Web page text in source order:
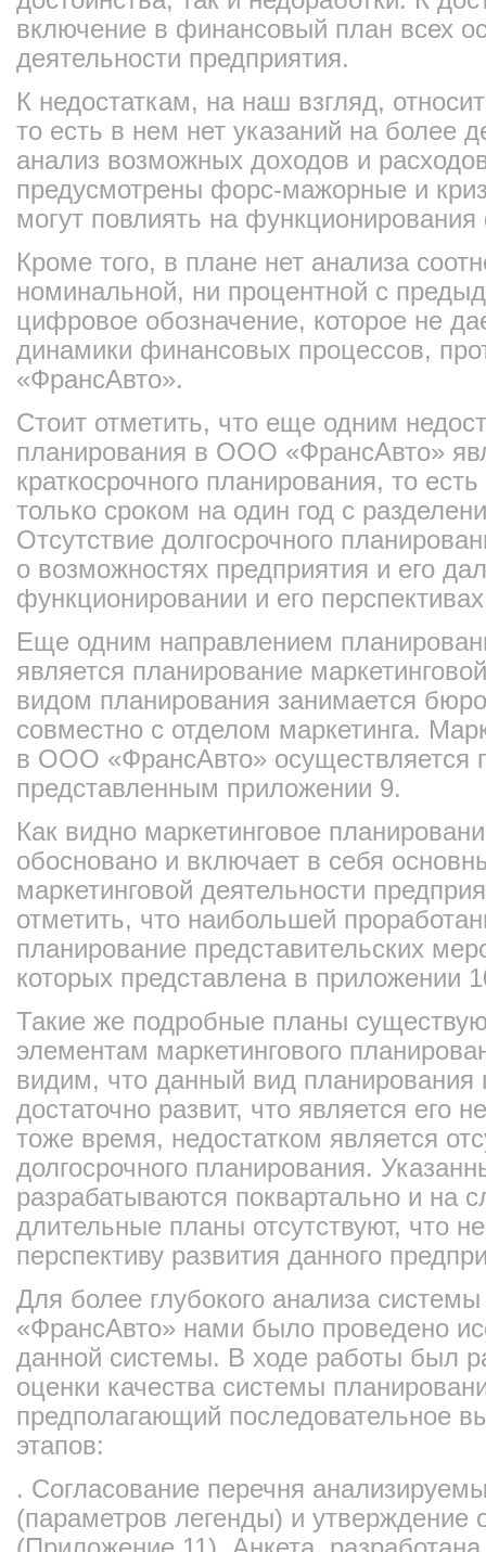
включение в финансовый план всех
деятельности предприятия.
К недостаткам, на наш взгляд,
то есть в нем нет указаний на более
анализ возможных доходов и
предусмотрены форс-мажорные и
могут повлиять на
Кроме того, в плане нет анализа
номинальной, ни процентной с
цифровое обозначение, которое не
динамики финансовых процессов,
«ФрансАвто».
Стоит отметить, что еще одним
планирования в ООО «ФрансАвто»
краткосрочного планирования, то
только сроком на один год с
Отсутствие долгосрочного
о возможностях предприятия и его
функционировании и его
Еще одним направлением
является планирование
видом планирования занимается
совместно с отделом маркетинга.
в ООО «ФрансАвто» осуществляется
представленным приложении 9.
Как видно маркетинговое
обосновано и включает в себя
маркетинговой деятельности
отметить, что наибольшей
планирование представительских
которых представлена в приложении
Такие же подробные планы
элементам маркетингового
видим, что данный вид планирования
достаточно развит, что является
тоже время, недостатком является
долгосрочного планирования.
разрабатываются поквартально и на
длительные планы отсутствуют, что
перспективу развития данного
Для более глубокого анализа
«ФрансАвто» нами было проведено
данной системы. В ходе работы был
оценки качества системы
предполагающий последовательное
этапов:
. Согласование перечня
(параметров легенды) и утверждение